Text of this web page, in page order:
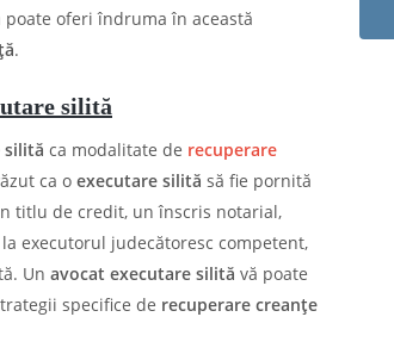
poate oferi îndruma în această
.
silită
silită ca modalitate de recuperare
ca o executare silită să fie pornită
titlu de credit, un înscris notarial,
executorul judecătoresc competent,
Un avocat executare silită vă poate
specifice de recuperare creanțe